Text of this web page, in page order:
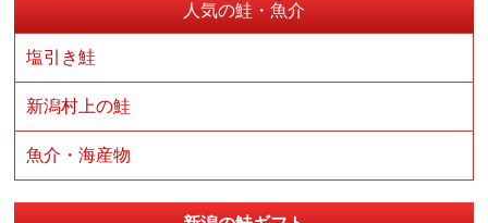
人気の鮭・魚介
塩引き鮭
新潟村上の鮭
魚介・海産物